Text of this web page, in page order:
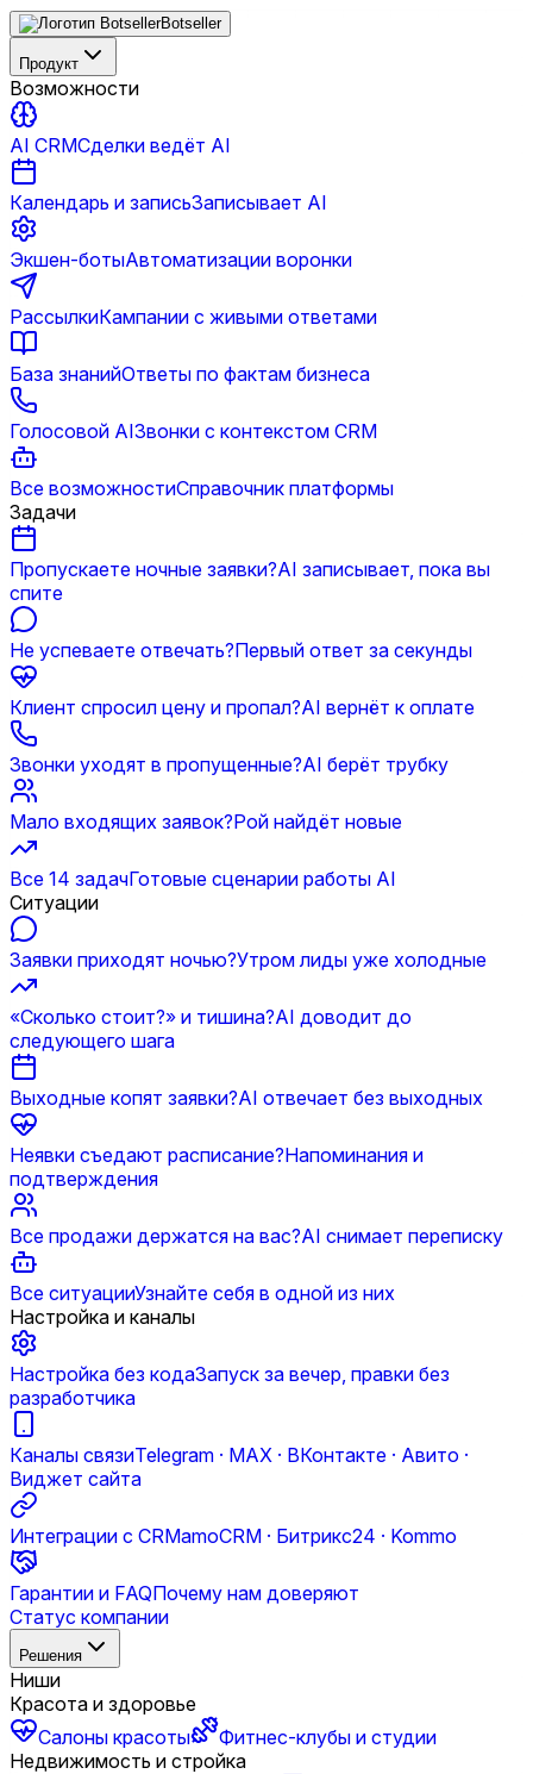
Botseller
Продукт
Возможности
AI CRMСделки ведёт AI
Календарь и записьЗаписывает AI
Экшен-ботыАвтоматизации воронки
РассылкиКампании с живыми ответами
База знанийОтветы по фактам бизнеса
Голосовой AIЗвонки с контекстом CRM
Все возможностиСправочник платформы
Задачи
Пропускаете ночные заявки?AI записывает, пока вы
спите
Не успеваете отвечать?Первый ответ за секунды
Клиент спросил цену и пропал?AI вернёт к оплате
Звонки уходят в пропущенные?AI берёт трубку
Мало входящих заявок?Рой найдёт новые
Все 14 задачГотовые сценарии работы AI
Ситуации
Заявки приходят ночью?Утром лиды уже холодные
«Сколько стоит?» и тишина?AI доводит до
следующего шага
Выходные копят заявки?AI отвечает без выходных
Неявки съедают расписание?Напоминания и
подтверждения
Все продажи держатся на вас?AI снимает переписку
Все ситуацииУзнайте себя в одной из них
Настройка и каналы
Настройка без кодаЗапуск за вечер, правки без
разработчика
Каналы связиTelegram · MAX · ВКонтакте · Авито ·
Виджет сайта
Интеграции с CRMamoCRM · Битрикс24 · Kommo
Гарантии и FAQПочему нам доверяют
Статус компании
Решения
Ниши
Красота и здоровье
Салоны красоты
Фитнес-клубы и студии
Недвижимость и стройка